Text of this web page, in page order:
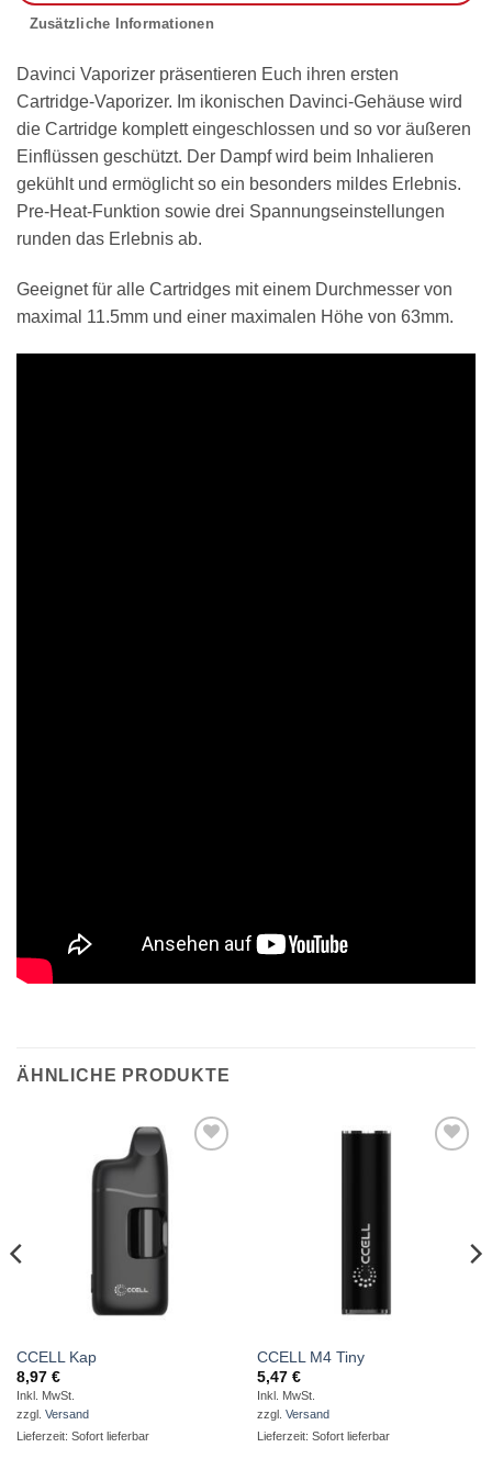
Zusätzliche Informationen
Davinci Vaporizer präsentieren Euch ihren ersten
Cartridge-Vaporizer. Im ikonischen Davinci-Gehäuse wird
die Cartridge komplett eingeschlossen und so vor äußeren
Einflüssen geschützt. Der Dampf wird beim Inhalieren
gekühlt und ermöglicht so ein besonders mildes Erlebnis.
Pre-Heat-Funktion sowie drei Spannungseinstellungen
runden das Erlebnis ab.
Geeignet für alle Cartridges mit einem Durchmesser von
maximal 11.5mm und einer maximalen Höhe von 63mm.
ÄHNLICHE PRODUKTE
Auf die
CCELL Kap
8,97 €
Inkl. MwSt.
zzgl. Versand
Lieferzeit: Sofort lieferbar
CCELL M4 Tiny
5,47 €
Inkl. MwSt.
zzgl. Versand
Lieferzeit: Sofort lieferbar